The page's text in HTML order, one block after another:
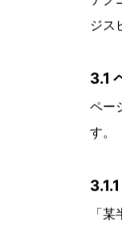
なオ
「チ
テン
テク